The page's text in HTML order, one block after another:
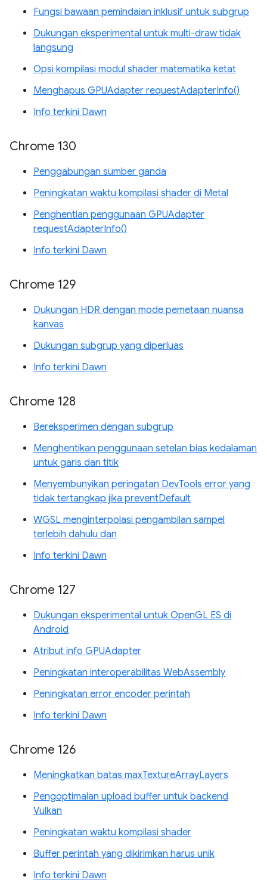
Fungsi bawaan pemindaian inklusif untuk subgrup
Dukungan eksperimental untuk multi-draw tidak
langsung
Opsi kompilasi modul shader matematika ketat
Menghapus GPUAdapter requestAdapterInfo()
Info terkini Dawn
Chrome 130
Penggabungan sumber ganda
Peningkatan waktu kompilasi shader di Metal
Penghentian penggunaan GPUAdapter
requestAdapterInfo()
Info terkini Dawn
Chrome 129
Dukungan HDR dengan mode pemetaan nuansa
kanvas
Dukungan subgrup yang diperluas
Info terkini Dawn
Chrome 128
Bereksperimen dengan subgrup
Menghentikan penggunaan setelan bias kedalaman
untuk garis dan titik
Menyembunyikan peringatan DevTools error yang
tidak tertangkap jika preventDefault
WGSL menginterpolasi pengambilan sampel
terlebih dahulu dan
Info terkini Dawn
Chrome 127
Dukungan eksperimental untuk OpenGL ES di
Android
Atribut info GPUAdapter
Peningkatan interoperabilitas WebAssembly
Peningkatan error encoder perintah
Info terkini Dawn
Chrome 126
Meningkatkan batas maxTextureArrayLayers
Pengoptimalan upload buffer untuk backend
Vulkan
Peningkatan waktu kompilasi shader
Buffer perintah yang dikirimkan harus unik
Info terkini Dawn